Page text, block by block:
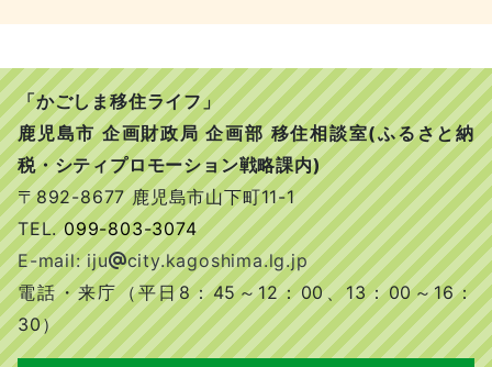
「かごしま移住ライフ」
鹿児島市 企画財政局 企画部 移住相談室(ふるさと納
税・シティプロモーション戦略課内)
〒892-8677 鹿児島市山下町11-1
TEL.099-803-3074
E-mail: iju
city.kagoshima.lg.jp
電話・来庁（平日8：45～12：00、13：00～16：
30）